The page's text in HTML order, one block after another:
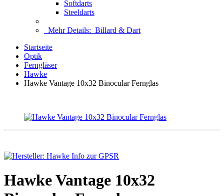
Softdarts
Steeldarts
Mehr Details: Billard & Dart
Startseite
Optik
Ferngläser
Hawke
Hawke Vantage 10x32 Binocular Fernglas
Hawke Vantage 10x32